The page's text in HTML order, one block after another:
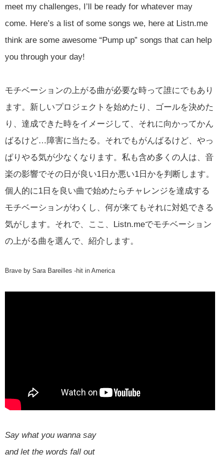
meet my challenges, I’ll be ready for whatever may
come. Here’s a list of some songs we, here at Listn.me
think are some awesome “Pump up” songs that can help
you through your day!
モチベーションの上がる曲が必要な時って誰にでもあり
ます。新しいプロジェクトを始めたり、ゴールを決めた
り、達成できた時をイメージして、それに向かってかん
ばるけど…障害に当たる。それでもがんばるけど、やっ
ぱりやる気が少なくなります。私も含め多くの人は、音
楽の影響でその日が良い1日か悪い1日かを判断します。
個人的に1日を良い曲で始めたらチャレンジを達成する
モチベーションがわくし、何が来てもそれに対処できる
気がします。それで、ここ、Listn.meでモチベーション
の上がる曲を選んで、紹介します。
Brave by Sara Bareilles -hit in America
Say what you wanna say
and let the words fall out